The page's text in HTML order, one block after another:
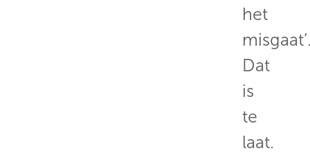
het
Dat
is
te
laat.